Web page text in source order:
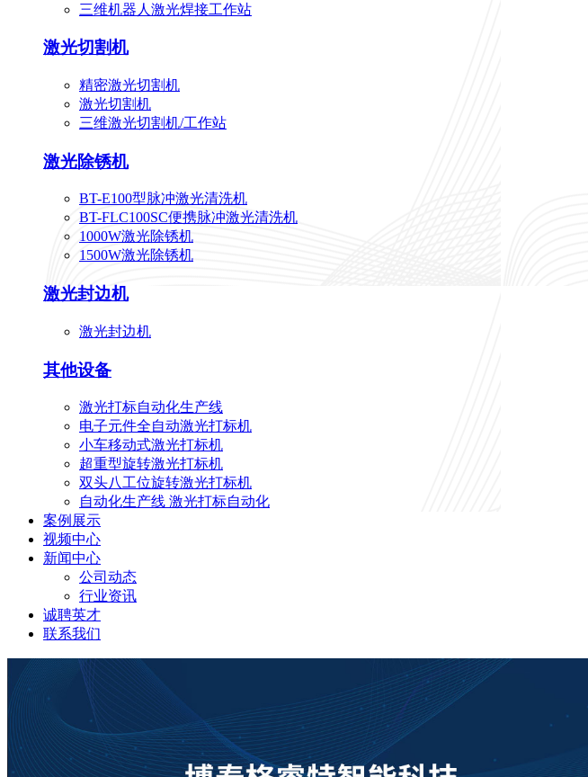
三维机器人激光焊接工作站
激光切割机
精密激光切割机
激光切割机
三维激光切割机/工作站
激光除锈机
BT-E100型脉冲激光清洗机
BT-FLC100SC便携脉冲激光清洗机
1000W激光除锈机
1500W激光除锈机
激光封边机
激光封边机
其他设备
激光打标自动化生产线
电子元件全自动激光打标机
小车移动式激光打标机
超重型旋转激光打标机
双头八工位旋转激光打标机
自动化生产线 激光打标自动化
案例展示
视频中心
新闻中心
公司动态
行业资讯
诚聘英才
联系我们